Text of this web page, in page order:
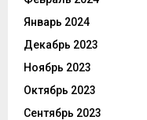
Январь 2024
Декабрь 2023
Ноябрь 2023
Октябрь 2023
Сентябрь 2023